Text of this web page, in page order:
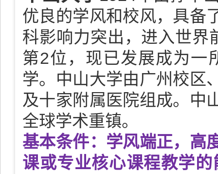
优良的学风和校风，具备
科影响力突出，进入世界
第2位，现已发展成为一
学。中山大学由广州校区
及十家附属医院组成。中
全球学术重镇。
基本条件：学风端正，高
课或专业核心课程教学